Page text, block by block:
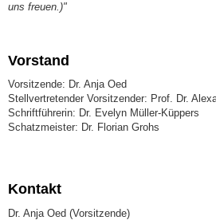
uns freuen.)"
Vorstand
Vorsitzende: Dr. Anja Oed
Stellvertretender Vorsitzender: Prof. Dr.
Schriftführerin: Dr. Evelyn Müller-Küppers
Schatzmeister: Dr. Florian Grohs
Kontakt
Dr. Anja Oed (Vorsitzende)